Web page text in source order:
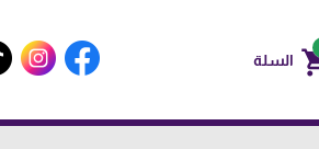
السلة